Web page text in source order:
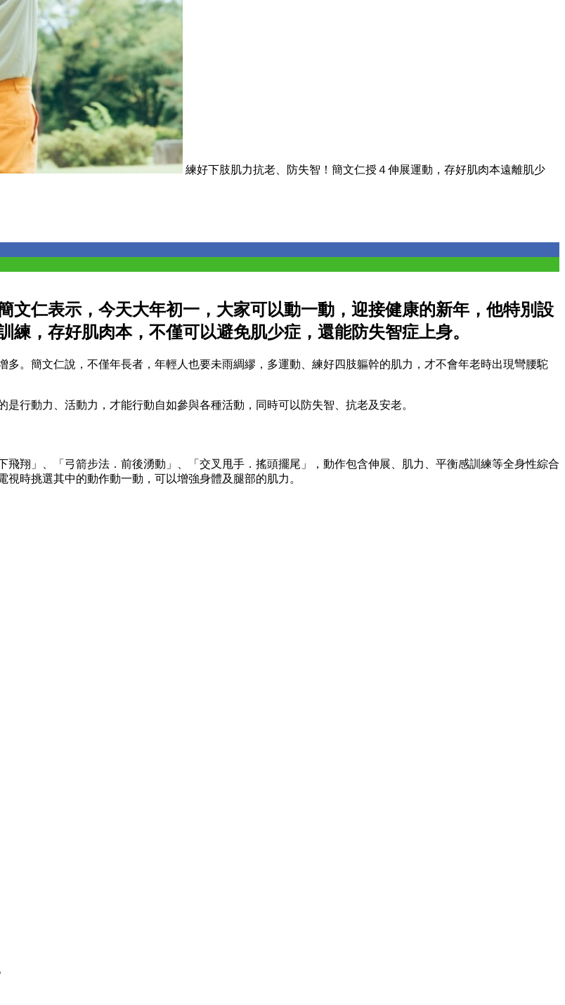
練好下肢肌力抗老、防失智！簡文仁授４伸展運動，存好肌肉本遠離肌少
文仁表示，今天大年初一，大家可以動一動，迎接健康的新年，他特別設
，存好肌肉本，不僅可以避免肌少症，還能防失智症上身。
。簡文仁說，不僅年長者，年輕人也要未雨綢繆，多運動、練好四肢軀幹的肌力，才不會年老時出現彎腰駝
行動力、活動力，才能行動自如參與各種活動，同時可以防失智、抗老及安老。
翔」、「弓箭步法．前後湧動」、「交叉甩手．搖頭擺尾」，動作包含伸展、肌力、平衡感訓練等全身性綜合
時挑選其中的動作動一動，可以增強身體及腿部的肌力。